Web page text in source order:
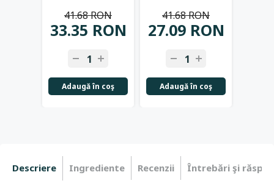
subton neutru
33.35 RON
41.68 RON
Adaugă în coş
27.09 RON
41.68 RON
Adaugă în coş
Descriere Ingrediente Recenzii Întrebări şi